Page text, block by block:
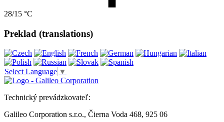
28/15 °C
Preklad (translations)
Select Language ▼
Technický prevádzkovateľ:
Galileo Corporation s.r.o., Čierna Voda 468, 925 06